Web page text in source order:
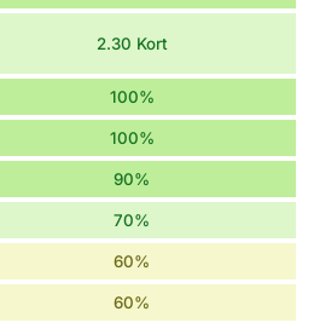
2.30 Kort
100%
100%
90%
70%
60%
60%